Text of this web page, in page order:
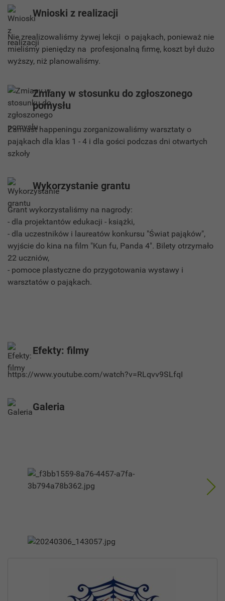
Wnioski z realizacji
Nie zrealizowaliśmy żywej lekcji o pająkach, ponieważ nie
mieliśmy pieniędzy na profesjonalną firmę, koszt był dużo
wyższy, niż planowaliśmy.
Zmiany w stosunku do zgłoszonego
pomysłu
Zamiast happeningu zorganizowaliśmy warsztaty o
pająkach dla klas 1 - 4 i dla gości podczas dni otwartych
szkoły
Wykorzystanie grantu
Grant wykorzystaliśmy na nagrody:
- dla projektantów edukacji - książki,
- dla uczestników i laureatów konkursu "Świat pająków",
wyjście do kina na film "Kun fu, Panda 4". Bilety otrzymało
22 uczniów,
- pomoce plastyczne do przygotowania wystawy i
warsztatów o pająkach.
Efekty: filmy
https://www.youtube.com/watch?v=RLqvv9SLfqI
Galeria